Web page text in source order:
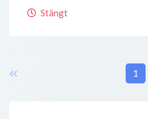
Stängt
1